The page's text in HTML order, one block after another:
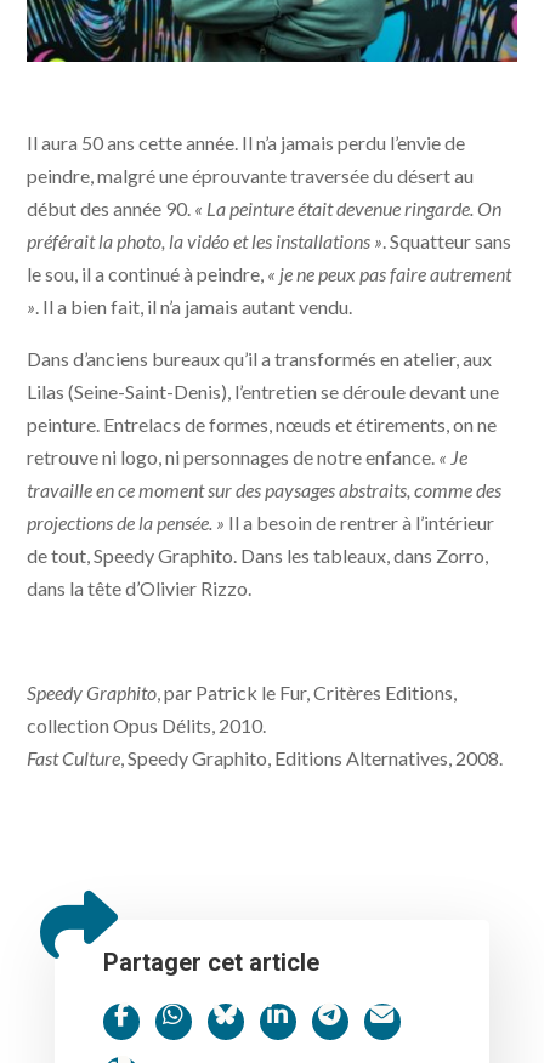
Il aura 50 ans cette année. Il n’a jamais perdu l’envie de
peindre, malgré une éprouvante traversée du désert au
début des année 90. « La peinture était devenue ringarde. On
préférait la photo, la vidéo et les installations » . Squatteur sans
le sou, il a continué à peindre, « je ne peux pas faire autrement
» . Il a bien fait, il n’a jamais autant vendu.
Dans d’anciens bureaux qu’il a transformés en atelier, aux
Lilas (Seine-Saint-Denis), l’entretien se déroule devant une
peinture. Entrelacs de formes, nœuds et étirements, on ne
retrouve ni logo, ni personnages de notre enfance. « Je
travaille en ce moment sur des paysages abstraits, comme des
projections de la pensée. » Il a besoin de rentrer à l’intérieur
de tout, Speedy Graphito. Dans les tableaux, dans Zorro,
dans la tête d’Olivier Rizzo.
Speedy Graphito , par Patrick le Fur, Critères Editions,
collection Opus Délits, 2010.
Fast Culture , Speedy Graphito, Editions Alternatives, 2008.
Partager cet article